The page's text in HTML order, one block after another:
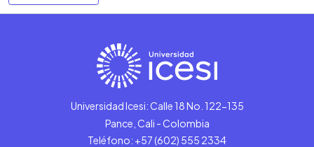
Universidad Icesi: Calle 18 No. 122-135
Pance, Cali - Colombia
Teléfono: +57 (602) 555 2334